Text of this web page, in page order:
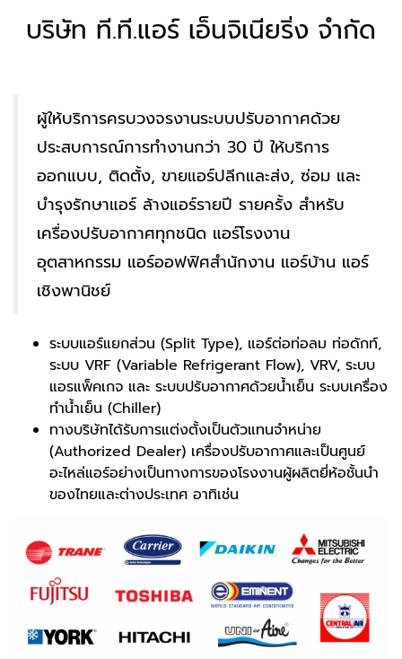
บริษัท ที.ที.แอร์ เอ็นจิเนียริ่ง จำกัด
ผู้ให้บริการครบวงจรงานระบบปรับอากาศด้วย
ประสบการณ์การทำงานกว่า 30 ปี ให้บริการ
ออกแบบ, ติดตั้ง, ขายแอร์ปลีกและส่ง, ซ่อม และ
บำรุงรักษาแอร์ ล้างแอร์รายปี รายครั้ง สำหรับ
เครื่องปรับอากาศทุกชนิด แอร์โรงงาน
อุตสาหกรรม แอร์ออฟฟิศสำนักงาน แอร์บ้าน แอร์
เชิงพานิชย์
ระบบแอร์แยกส่วน (Split Type), แอร์ต่อท่อลม ท่อดักท์,
ระบบ VRF (Variable Refrigerant Flow), VRV, ระบบ
แอรแพ็คเกจ และ ระบบปรับอากาศด้วยน้ำเย็น ระบบเครื่อง
ทำน้ำเย็น (Chiller)
ทางบริษัทได้รับการแต่งตั้งเป็นตัวแทนจำหน่าย
(Authorized Dealer) เครื่องปรับอากาศและเป็นศูนย์
อะไหล่แอร์อย่างเป็นทางการของโรงงานผู้ผลิตยี่ห้อชั้นนำ
ของไทยและต่างประเทศ อาทิเช่น